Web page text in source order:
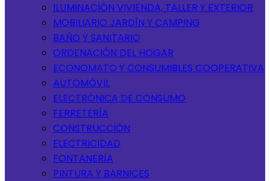
ILUMINACIÓN VIVIENDA, TALLER Y EXTERIOR
MOBILIARIO JARDÍN Y CAMPING
BAÑO Y SANITARIO
ORDENACIÓN DEL HOGAR
ECONOMATO Y CONSUMIBLES COOPERATIVA
AUTOMÓVIL
ELECTRÓNICA DE CONSUMO
FERRETERÍA
CONSTRUCCIÓN
ELECTRICIDAD
FONTANERÍA
PINTURA Y BARNICES